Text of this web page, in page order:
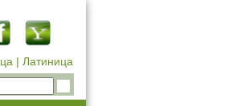
| Латиница